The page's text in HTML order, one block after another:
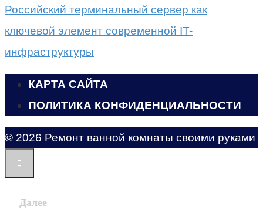
Российский терминальный сервер как
ключевой элемент современной IT-
инфраструктуры
КАРТА САЙТА
ПОЛИТИКА КОНФИДЕНЦИАЛЬНОСТИ
© 2026 Ремонт ванной комнаты своими руками
Далее